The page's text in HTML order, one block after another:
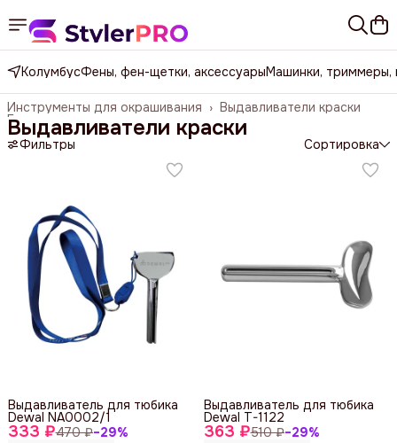
КолумбусФены, фен-щетки, аксессуарыМашинки, триммеры,
Выдавливатели краски
Инструменты для окрашивания ›
Главная ›
Выдавливатели краски
Фильтры Сортировка
333 ₽470 ₽−29%
Выдавливатель для тюбика
Dewal NA0002/1
363 ₽510 ₽−29%
Выдавливатель для тюбика
Dewal T-1122